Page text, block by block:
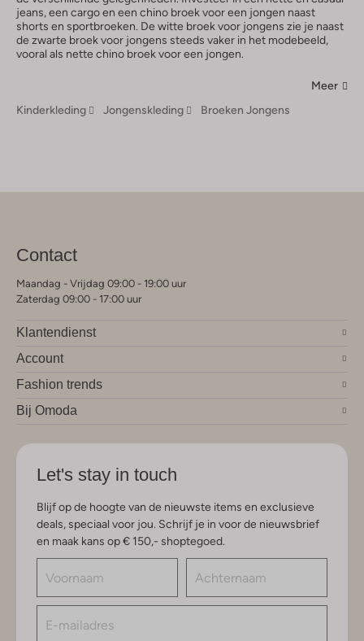
jeans, een cargo en een chino broek voor een jongen naast
shorts en sportbroeken. De witte broek voor jongens zie je naast
de zwarte broek voor jongens steeds vaker in het modebeeld,
vooral als nette chino broek voor een jongen.
Meer
Kinderkleding
Jongenskleding Broeken Jongens
Contact
Maandag - Vrijdag 09:00 - 19:00 uur
Zaterdag 09:00 - 17:00 uur
Klantendienst
Account
Fashion trends
Bij Omoda
Let's stay in touch
Blijf op de hoogte van de nieuwste items en exclusieve
deals, speciaal voor jou. Schrijf je in voor de nieuwsbrief
en maak kans op € 150,- shoptegoed.